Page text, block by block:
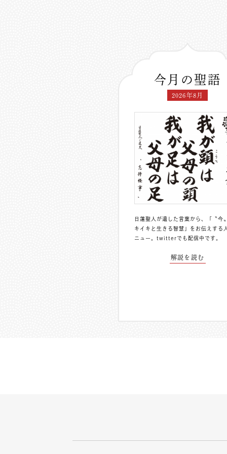
今月の聖語
2026年8月
日蓮聖人が遺した言葉から、「〝今
キイキと生きる智慧」をお伝えする
ニュー。 twitterでも配信中 です。
解説を読む